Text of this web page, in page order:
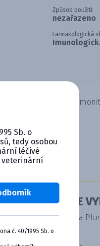
Způsob použití:
nezařazeno
Farmakologická
psy a kočky. Slouží k
KTERÁ SE
programu Cymedica
Sb. o
tedy osobou
léčivé
veterinární
č. 40/1995 Sb. o